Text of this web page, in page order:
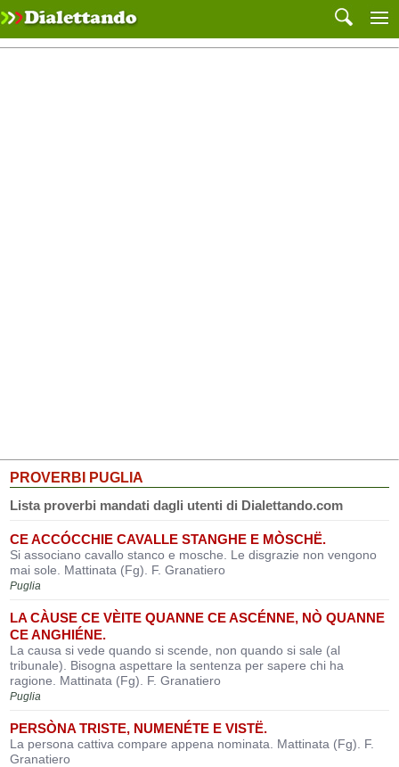
PROVERBI PUGLIA
Lista proverbi mandati dagli utenti di Dialettando.com
CE ACCÓCCHIE CAVALLE STANGHE E MÒSCHË.
Si associano cavallo stanco e mosche. Le disgrazie non vengono
mai sole. Mattinata (Fg). F. Granatiero
Puglia
LA CÀUSE CE VÈITE QUANNE CE ASCÉNNE, NÒ QUANNE
CE ANGHIÉNE.
La causa si vede quando si scende, non quando si sale (al
tribunale). Bisogna aspettare la sentenza per sapere chi ha
ragione. Mattinata (Fg). F. Granatiero
Puglia
PERSÒNA TRISTE, NUMENÉTE E VISTË.
La persona cattiva compare appena nominata. Mattinata (Fg). F.
Granatiero